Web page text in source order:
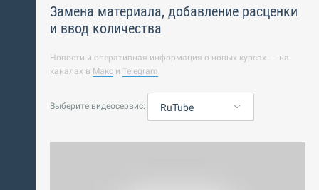
Замена материала, добавление расценки
и ввод количества
Новости и оперативная информация о новых курсах — на
каналах в Макс и Telegram.
Выберите видеосервис: RuTube